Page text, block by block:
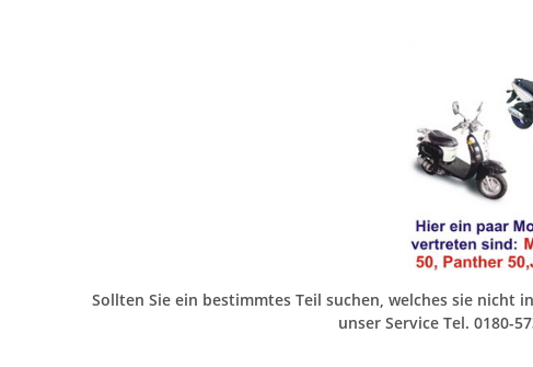
Sollten Sie ein bestimmtes Teil suchen, welches sie
unser Service Tel. 0180-